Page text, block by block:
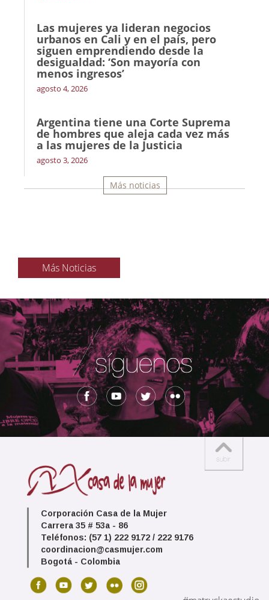
Las mujeres ya lideran negocios
urbanos en Cali y en el país, pero
siguen emprendiendo desde la
desigualdad: ‘Son mayoría con
menos ingresos’
agosto 4, 2026
Argentina tiene una Corte Suprema
de hombres que aleja cada vez más
a las mujeres de la Justicia
agosto 3, 2026
Más noticias
Más Noticias
Corporación Casa de la Mujer
Carrera 35 # 53a - 86
Teléfonos: (57 1) 222 9172 / 222 9176
coordinacion@casmujer.com
Bogotá - Colombia